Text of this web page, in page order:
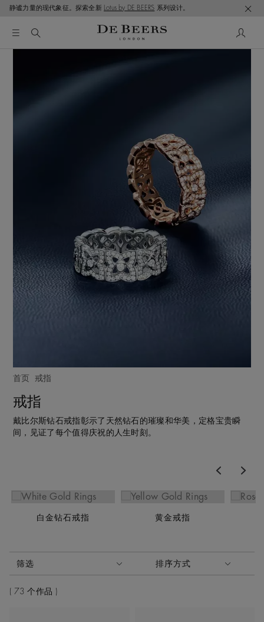
静谧力量的现代象征。探索全新 Lotus by DE BEERS 系列设计。
首页 戒指
戒指
戴比尔斯钻石戒指彰示了天然钻石的璀璨和华美，定格宝贵瞬
间，见证了每个值得庆祝的人生时刻。
白金钻石戒指 黄金戒指
激活这些部件将导致页面上的内容更新。
筛选 排序方式
排序方式
73 个作品